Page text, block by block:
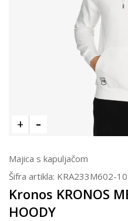
Majica s kapuljačom
Šifra artikla: KRA233M602-10
Kronos KRONOS
HOODY